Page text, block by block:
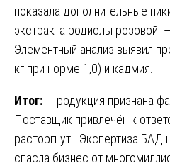
показала дополнительные
экстракта родиолы розовой
Элементный анализ выявил
кг при норме 1,0) и кадмия.
Итог: Продукция признана
Поставщик привлечён к
расторгнут. Экспертиза БАД
спасла бизнес от